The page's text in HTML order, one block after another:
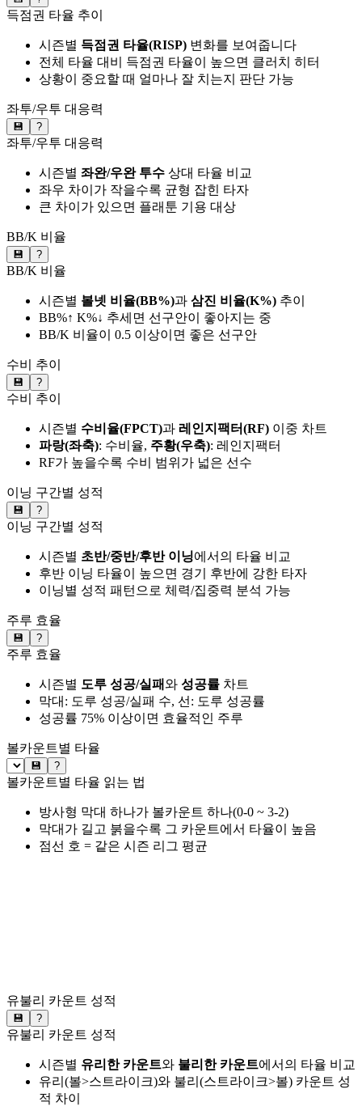
득점권 타율 추이
시즌별 득점권 타율(RISP) 변화를 보여줍니다
전체 타율 대비 득점권 타율이 높으면 클러치 히터
상황이 중요할 때 얼마나 잘 치는지 판단 가능
좌투/우투 대응력
💾 ?
좌투/우투 대응력
시즌별 좌완/우완 투수 상대 타율 비교
좌우 차이가 작을수록 균형 잡힌 타자
큰 차이가 있으면 플래툰 기용 대상
BB/K 비율
💾 ?
BB/K 비율
시즌별 볼넷 비율(BB%)과 삼진 비율(K%) 추이
BB%↑ K%↓ 추세면 선구안이 좋아지는 중
BB/K 비율이 0.5 이상이면 좋은 선구안
수비 추이
💾 ?
수비 추이
시즌별 수비율(FPCT)과 레인지팩터(RF) 이중 차트
파랑(좌축): 수비율, 주황(우축): 레인지팩터
RF가 높을수록 수비 범위가 넓은 선수
이닝 구간별 성적
💾 ?
이닝 구간별 성적
시즌별 초반/중반/후반 이닝에서의 타율 비교
후반 이닝 타율이 높으면 경기 후반에 강한 타자
이닝별 성적 패턴으로 체력/집중력 분석 가능
주루 효율
💾 ?
주루 효율
시즌별 도루 성공/실패와 성공률 차트
막대: 도루 성공/실패 수, 선: 도루 성공률
성공률 75% 이상이면 효율적인 주루
볼카운트별 타율
💾 ?
볼카운트별 타율 읽는 법
방사형 막대 하나가 볼카운트 하나(0-0 ~ 3-2)
막대가 길고 붉을수록 그 카운트에서 타율이 높음
점선 호 = 같은 시즌 리그 평균
유불리 카운트 성적
💾 ?
유불리 카운트 성적
시즌별 유리한 카운트와 불리한 카운트에서의 타율 비교
유리(볼>스트라이크)와 불리(스트라이크>볼) 카운트 성
적 차이